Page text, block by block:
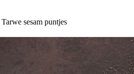
Tarwe sesam puntjes